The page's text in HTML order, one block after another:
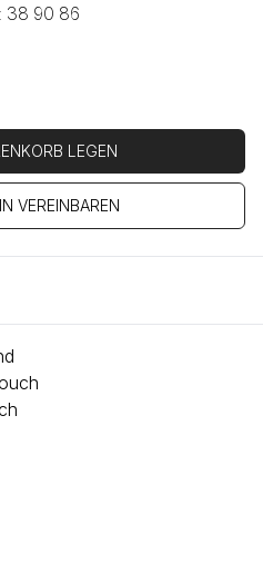
38 90 86
LEGEN
VEREINBAREN